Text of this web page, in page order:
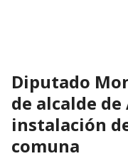
Diputado
de alcalde de
instalación
comuna